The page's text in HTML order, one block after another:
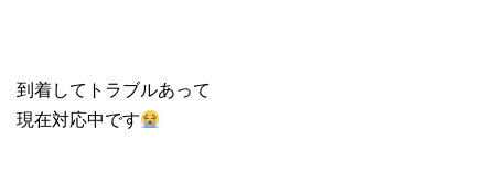
到着してトラブルあって
現在対応中です